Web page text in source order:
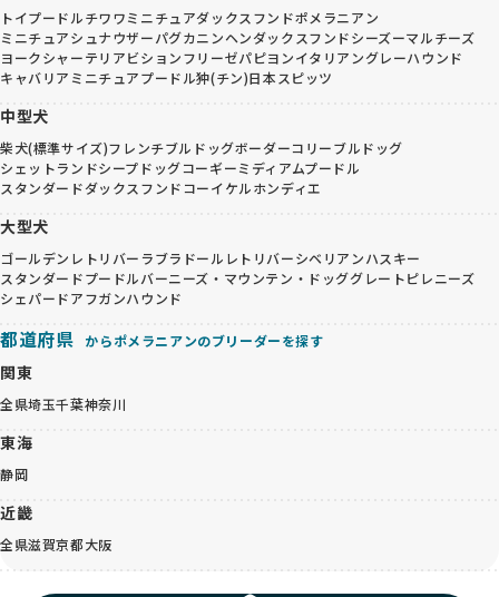
トイプードルチワワミニチュアダックスフンドポメラニアン
ミニチュアシュナウザーパグカニンヘンダックスフンドシーズーマルチーズ
ヨークシャーテリアビションフリーゼパピヨンイタリアングレーハウンド
キャバリア ミニチュアプードル狆(チン)日本スピッツ
中型犬
柴犬(標準サイズ)フレンチブルドッグボーダーコリーブルドッグ
シェットランドシープドッグコーギーミディアムプードル
スタンダードダックスフンドコーイケルホンディエ
大型犬
ゴールデンレトリバー ラブラドールレトリバーシベリアンハスキー
スタンダードプードルバーニーズ・マウンテン・ドッググレートピレニーズ
シェパードアフガンハウンド
都道府県 からポメラニアンのブリーダーを探す
関東
全県埼玉千葉神奈川
東海
静岡
近畿
全県滋賀京都大阪